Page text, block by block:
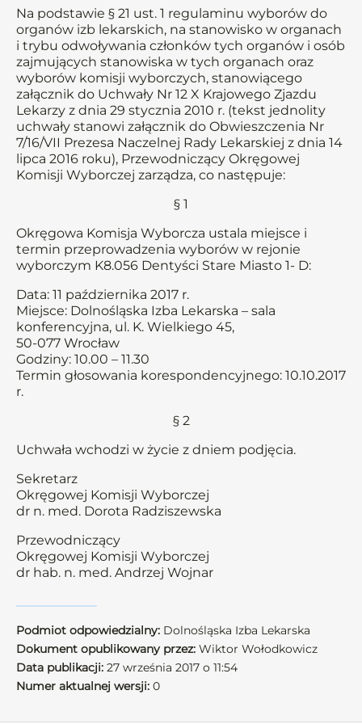
Na podstawie § 21 ust. 1 regulaminu wyborów do
organów izb lekarskich, na stanowisko w organach
i trybu odwoływania członków tych organów i osób
zajmujących stanowiska w tych organach oraz
wyborów komisji wyborczych, stanowiącego
załącznik do Uchwały Nr 12 X Krajowego Zjazdu
Lekarzy z dnia 29 stycznia 2010 r. (tekst jednolity
uchwały stanowi załącznik do Obwieszczenia Nr
7/16/VII Prezesa Naczelnej Rady Lekarskiej z dnia 14
lipca 2016 roku), Przewodniczący Okręgowej
Komisji Wyborczej zarządza, co następuje:
§ 1
Okręgowa Komisja Wyborcza ustala miejsce i
termin przeprowadzenia wyborów w rejonie
wyborczym K8.056 Dentyści Stare Miasto 1- D:
Data: 11 października 2017 r.
Miejsce: Dolnośląska Izba Lekarska – sala
konferencyjna, ul. K. Wielkiego 45,
50-077 Wrocław
Godziny: 10.00 – 11.30
Termin głosowania korespondencyjnego: 10.10.2017
r.
§ 2
Uchwała wchodzi w życie z dniem podjęcia.
Sekretarz
Okręgowej Komisji Wyborczej
dr n. med. Dorota Radziszewska
Przewodniczący
Okręgowej Komisji Wyborczej
dr hab. n. med. Andrzej Wojnar
Podmiot odpowiedzialny: Dolnośląska Izba Lekarska
Dokument opublikowany przez: Wiktor Wołodkowicz
Data publikacji: 27 września 2017 o 11:54
Numer aktualnej wersji: 0